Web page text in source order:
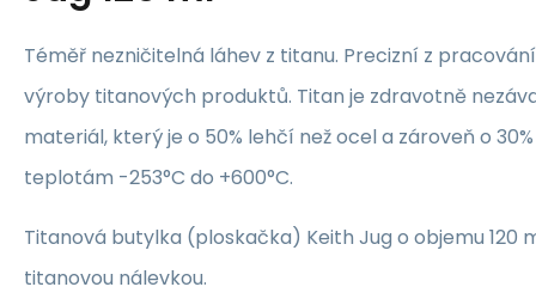
Téměř nezničitelná láhev z titanu. Precizní z
výroby titanových produktů. Titan je zdravotně
materiál, který je o 50% lehčí než ocel a zároveň o
teplotám -253°C do +600°C.
Titanová butylka (ploskačka) Keith Jug o objemu 120
titanovou nálevkou.